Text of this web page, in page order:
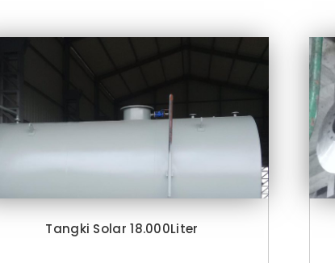
Tangki Solar 18.000Liter